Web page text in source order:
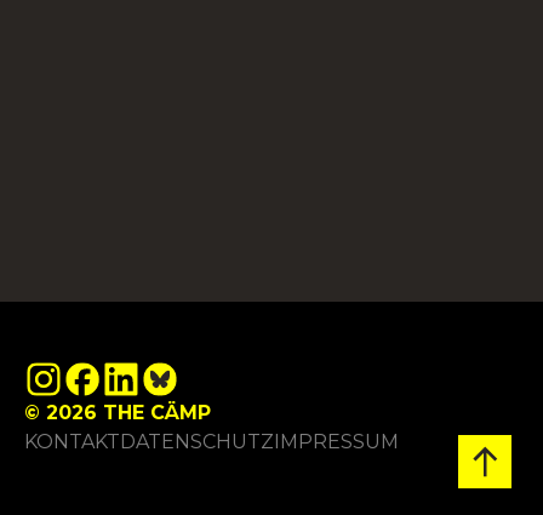
© 2026 THE CÄMP
KONTAKTDATENSCHUTZIMPRESSUM